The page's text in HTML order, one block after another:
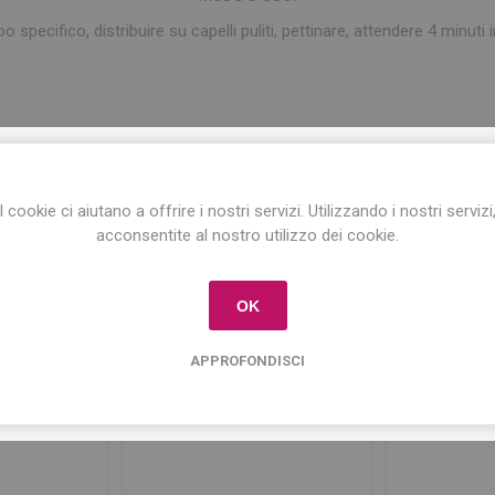
Iscriviti per conoscere le nostre ultime offerte
specifico, distribuire su capelli puliti, pettinare, attendere 4 minuti
Tag del prodotto
I cookie ci aiutano a offrire i nostri servizi. Utilizzando i nostri servizi,
acconsentite al nostro utilizzo dei cookie.
OK
APPROFONDISCI